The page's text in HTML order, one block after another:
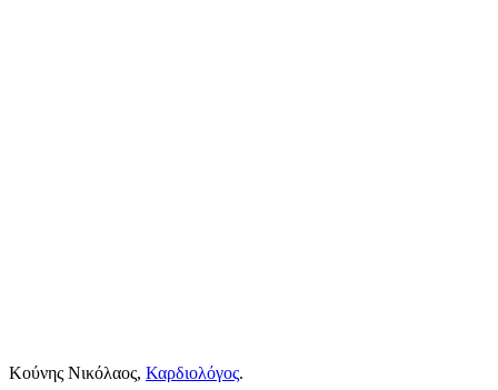
Κούνης Νικόλαος, Καρδιολόγος.